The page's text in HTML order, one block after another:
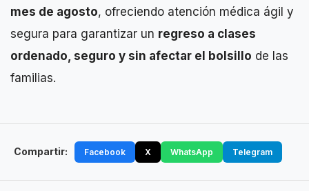
mes de agosto, ofreciendo atención médica ágil y
segura para garantizar un regreso a clases
ordenado, seguro y sin afectar el bolsillo de las
familias.
Compartir: Facebook X WhatsApp Telegram